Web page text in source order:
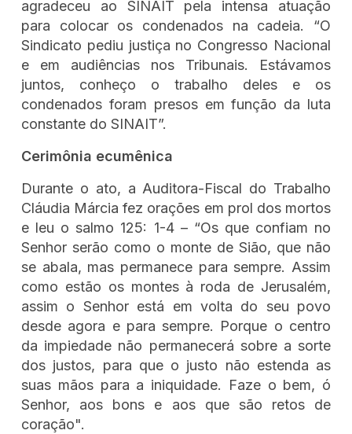
agradeceu ao SINAIT pela intensa atuação
para colocar os condenados na cadeia. “O
Sindicato pediu justiça no Congresso Nacional
e em audiências nos Tribunais. Estávamos
juntos, conheço o trabalho deles e os
condenados foram presos em função da luta
constante do SINAIT”.
Cerimônia ecumênica
Durante o ato, a Auditora-Fiscal do Trabalho
Cláudia Márcia fez orações em prol dos mortos
e leu o salmo 125: 1-4 – “Os que confiam no
Senhor serão como o monte de Sião, que não
se abala, mas permanece para sempre. Assim
como estão os montes à roda de Jerusalém,
assim o Senhor está em volta do seu povo
desde agora e para sempre. Porque o centro
da impiedade não permanecerá sobre a sorte
dos justos, para que o justo não estenda as
suas mãos para a iniquidade. Faze o bem, ó
Senhor, aos bons e aos que são retos de
coração".